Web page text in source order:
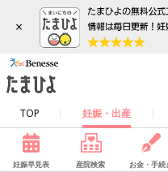
×
TOP 妊娠・出産
妊娠早見表 産院検索 お金・手続